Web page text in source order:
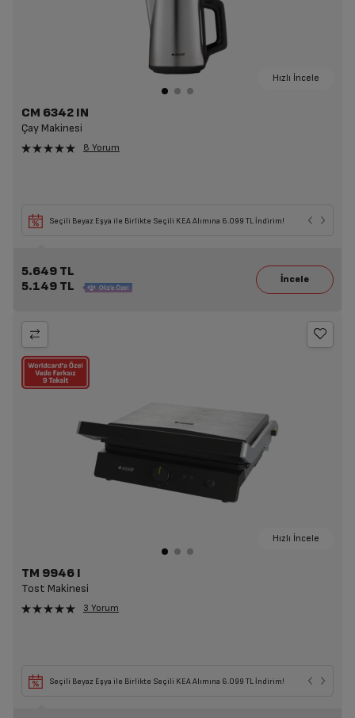
Hızlı İncele
CM 6342 IN
Çay Makinesi
8 Yorum
Seçili Beyaz Eşya ile Birlikte Seçili KEA Alımına 6.099 TL İndirim!
5.649 TL
5.149 TL
Hızlı İncele
TM 9946 I
Tost Makinesi
3 Yorum
Seçili Beyaz Eşya ile Birlikte Seçili KEA Alımına 6.099 TL İndirim!